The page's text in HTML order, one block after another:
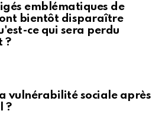
emblématiques de
bientôt disparaître
ce qui sera perdu
?
vulnérabilité sociale après
?